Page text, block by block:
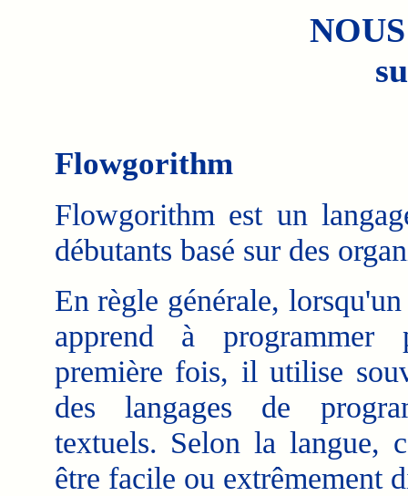
Flowgorithm
Flowgorithm est un
débutants basé sur des
En règle générale,
apprend à programmer
première fois, il utilise
des langages de
textuels. Selon la langue,
être facile ou extrêmement